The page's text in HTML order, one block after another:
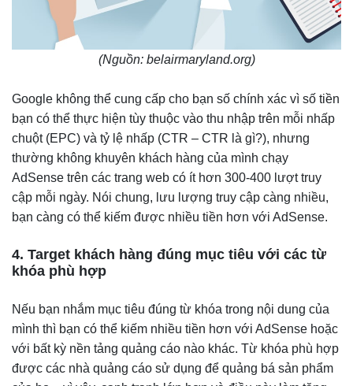
(Nguồn: belairmaryland.org)
Google không thể cung cấp cho bạn số chính xác vì số tiền
bạn có thể thực hiện tùy thuộc vào thu nhập trên mỗi nhấp
chuột (EPC) và tỷ lệ nhấp (CTR – CTR là gì?), nhưng
thường không khuyên khách hàng của mình chạy
AdSense trên các trang web có ít hơn 300-400 lượt truy
cập mỗi ngày. Nói chung, lưu lượng truy cập càng nhiều,
bạn càng có thể kiếm được nhiều tiền hơn với AdSense.
4. Target khách hàng đúng mục tiêu với các từ
khóa phù hợp
Nếu bạn nhắm mục tiêu đúng từ khóa trong nội dung của
mình thì bạn có thể kiếm nhiều tiền hơn với AdSense hoặc
với bất kỳ nền tảng quảng cáo nào khác. Từ khóa phù hợp
được các nhà quảng cáo sử dụng để quảng bá sản phẩm